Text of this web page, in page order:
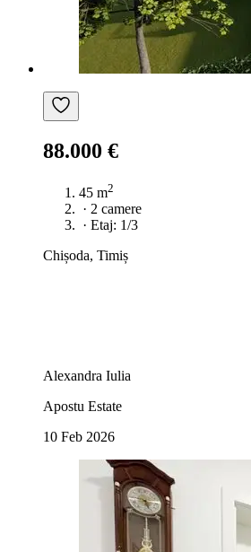
88.000 €
45 m2
· 2 camere
· Etaj: 1/3
Chișoda, Timiș
Alexandra Iulia
Apostu Estate
10 Feb 2026